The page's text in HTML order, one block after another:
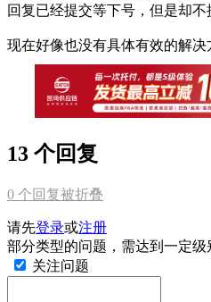
回复已经提交等下号，但是却不
现在好像也没有具体有效的解决
13 个回复
0 个回复被折叠
请先登录或注册
部分类型的问题，需达到一定
关注问题